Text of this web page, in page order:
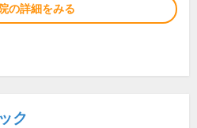
の詳細をみる
ク